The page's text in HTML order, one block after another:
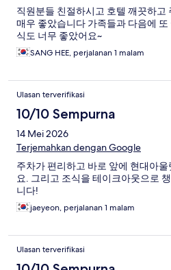
직원분들 친절하시고 호텔 깨끗하고
매우 좋았습니다 가족들과 다음에
식도 너무 좋았어요~
SANG HEE, perjalanan 1 malam
Ulasan terverifikasi
10/10 Sempurna
14 Mei 2026
Terjemahkan dengan Google
주차가 편리하고 바로 앞에 현대아
요. 그리고 조식을 테이크아웃으로
니다!
jaeyeon, perjalanan 1 malam
Ulasan terverifikasi